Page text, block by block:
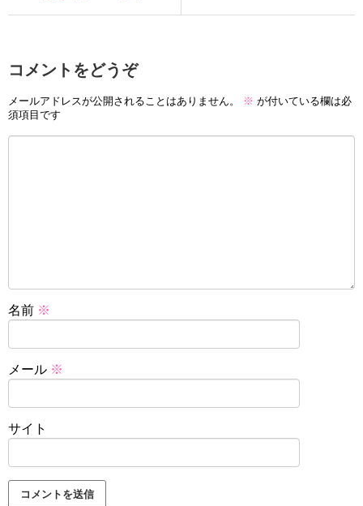
コメントをどうぞ
メールアドレスが公開されることはありません。 ※ が付いている欄は必
須項目です
名前 ※
メール ※
サイト